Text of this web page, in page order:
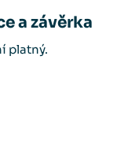
a závěrka
platný.